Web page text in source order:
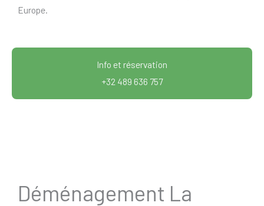
Europe.
Info et réservation
+32 489 636 757
Déménagement La